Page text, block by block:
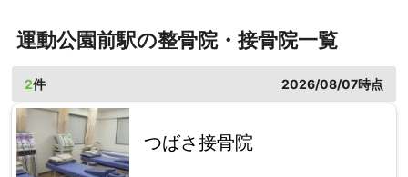
運動公園前駅の整骨院・接骨院一覧
2件 2026/08/07時点
つばさ接骨院